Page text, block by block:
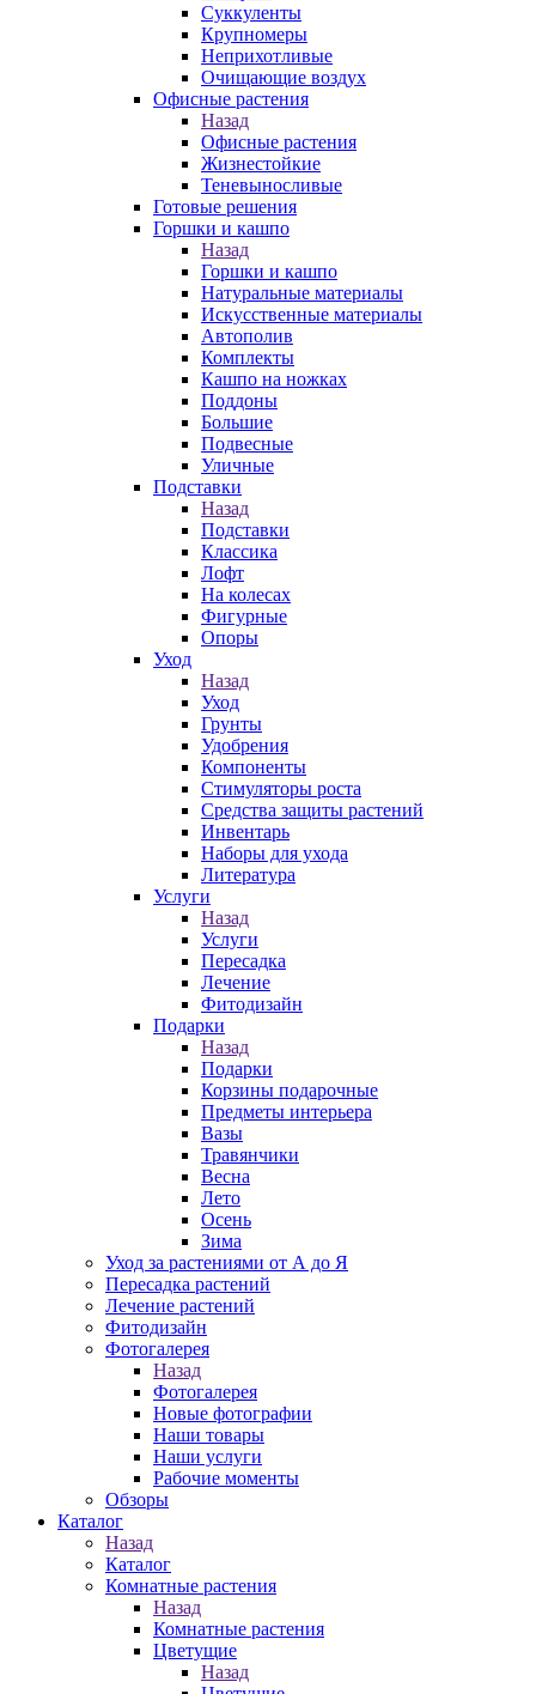
Суккуленты
Крупномеры
Неприхотливые
Очищающие воздух
Офисные растения
Назад
Офисные растения
Жизнестойкие
Теневыносливые
Готовые решения
Горшки и кашпо
Назад
Горшки и кашпо
Натуральные материалы
Искусственные материалы
Автополив
Комплекты
Кашпо на ножках
Поддоны
Большие
Подвесные
Уличные
Подставки
Назад
Подставки
Классика
Лофт
На колесах
Фигурные
Опоры
Уход
Назад
Уход
Грунты
Удобрения
Компоненты
Стимуляторы роста
Средства защиты растений
Инвентарь
Наборы для ухода
Литература
Услуги
Назад
Услуги
Пересадка
Лечение
Фитодизайн
Подарки
Назад
Подарки
Корзины подарочные
Предметы интерьера
Вазы
Травянчики
Весна
Лето
Осень
Зима
Уход за растениями от А до Я
Пересадка растений
Лечение растений
Фитодизайн
Фотогалерея
Назад
Фотогалерея
Новые фотографии
Наши товары
Наши услуги
Рабочие моменты
Обзоры
Каталог
Назад
Каталог
Комнатные растения
Назад
Комнатные растения
Цветущие
Назад